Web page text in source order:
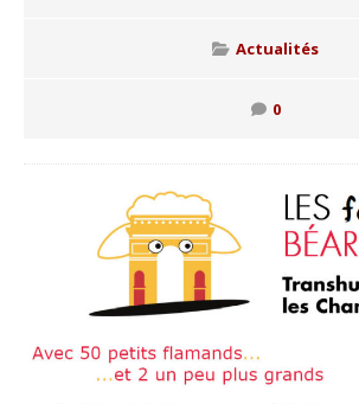
Actualités
0